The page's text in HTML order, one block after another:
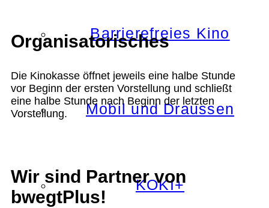
Barrierefreies Kino
Mobil und Draussen
KOKI+
Organisatorisches
Die Kinokasse öffnet jeweils eine halbe Stunde
vor Beginn der ersten Vorstellung und schließt
eine halbe Stunde nach Beginn der letzten
Vorstellung.
Wir sind Partner von
bwegtPlus!